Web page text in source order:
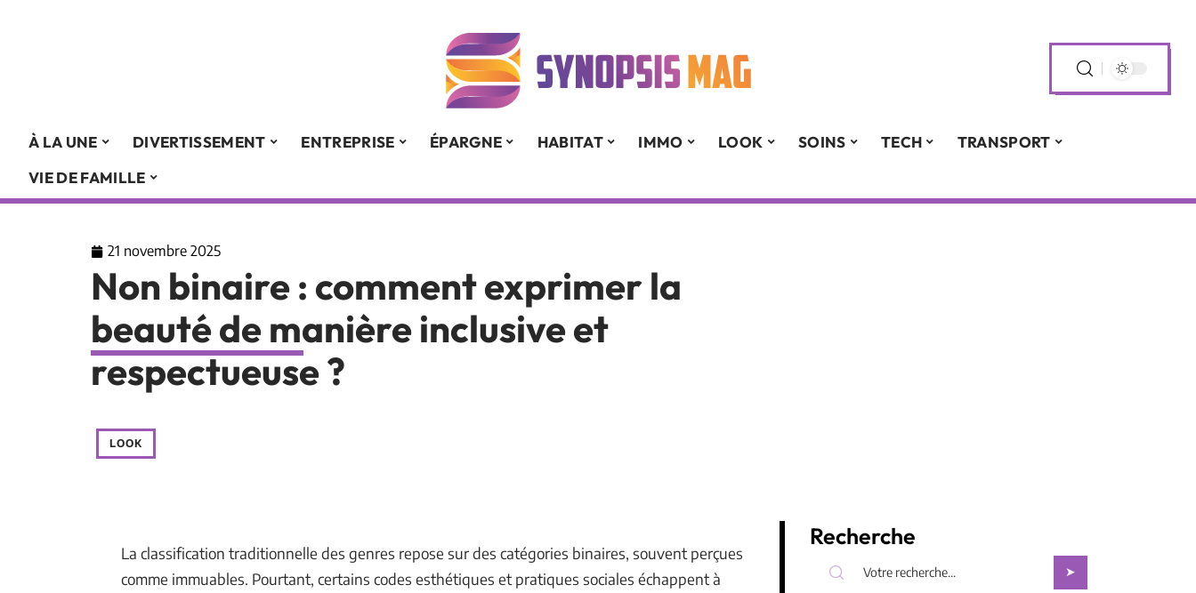
À LA UNE DIVERTISSEMENT ENTREPRISE ÉPARGNE HABITAT IMMO LOOK SOINS TECH
TRANSPORT
VIE DE FAMILLE
21 novembre 2025
Non binaire : comment exprimer la
beauté de manière inclusive et
respectueuse ?
LOOK
La classification traditionnelle des genres repose sur des catégories binaires, souvent perçues
comme immuables. Pourtant, certains codes esthétiques et pratiques sociales échappent à
Recherche